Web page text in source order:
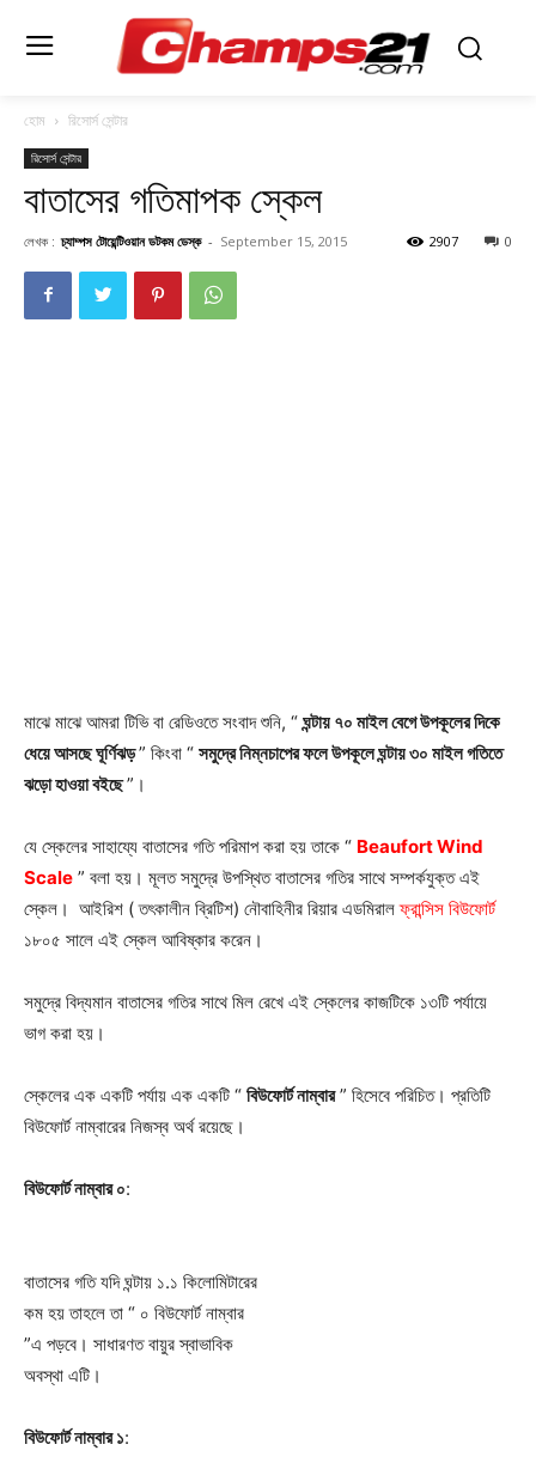
হোম রিসোর্স সেন্টার
রিসোর্স সেন্টার
বাতাসের গতিমাপক স্কেল
লেখক : চ্যাম্পস টোয়েন্টিওয়ান ডটকম ডেস্ক - September 15, 2015 0
2907
মাঝে মাঝে আমরা টিভি বা রেডিওতে সংবাদ শুনি, “ঘন্টায় ৭০ মাইল বেগে উপকূলের দিকে
ধেয়ে আসছে ঘূর্ণিঝড়” কিংবা “ সমুদ্রে নিম্নচাপের ফলে উপকূলে ঘন্টায় ৩০ মাইল গতিতে
ঝড়ো হাওয়া বইছে”।
যে স্কেলের সাহায্যে বাতাসের গতি পরিমাপ করা হয় তাকে “ Beaufort Wind
Scale ” বলা হয়। মূলত সমুদ্রে উপস্থিত বাতাসের গতির সাথে সম্পর্কযুক্ত এই
স্কেল। আইরিশ ( তৎকালীন ব্রিটিশ) নৌবাহিনীর রিয়ার এডমিরালফ্রান্সিস বিউফোর্ট
১৮০৫ সালে এই স্কেল আবিষ্কার করেন।
সমুদ্রে বিদ্যমান বাতাসের গতির সাথে মিল রেখে এই স্কেলের কাজটিকে ১৩টি পর্যায়ে
ভাগ করা হয়।
স্কেলের এক একটি পর্যায় এক একটি “ বিউফোর্ট নাম্বার” হিসেবে পরিচিত। প্রতিটি
বিউফোর্ট নাম্বারের নিজস্ব অর্থ রয়েছে।
বিউফোর্টনাম্বার ০:
বাতাসের গতি যদি ঘন্টায় ১.১ কিলোমিটারের
কম হয় তাহলে তা “ ০ বিউফোর্ট নাম্বার
”এ পড়বে। সাধারণত বায়ুর স্বাভাবিক
অবস্থা এটি।
বিউফোর্টনাম্বার ১: